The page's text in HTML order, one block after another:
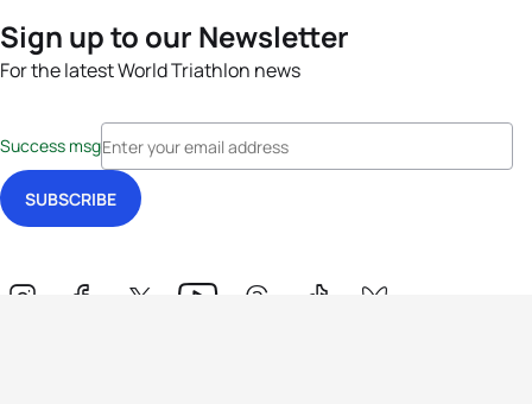
Sign up to our Newsletter
For the latest World Triathlon news
Success msg